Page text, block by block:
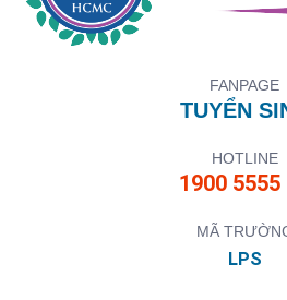
FANPAGE
TUYỂN
HOTLINE
1900 5555
MÃ
LPS